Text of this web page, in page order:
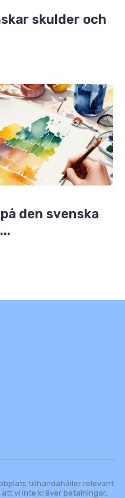
skulder och
den svenska
tillhandahåller relevant
vi inte kräver betalningar,